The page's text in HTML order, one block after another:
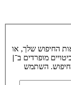
החיפוש שלך, או
מופרדים ב־|
השתמש